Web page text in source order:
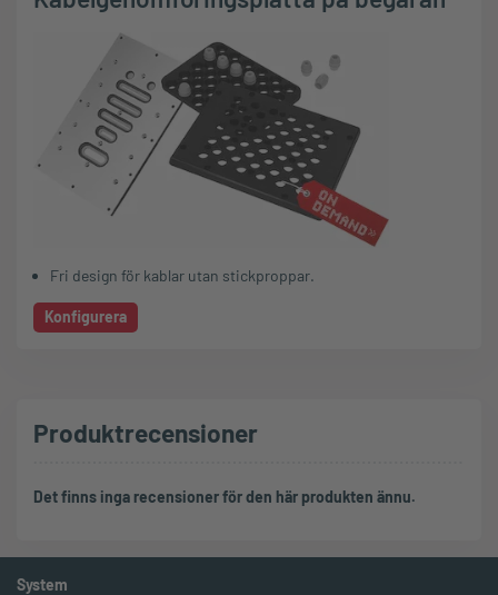
Fri design för kablar utan stickproppar.
Konfigurera
Produktrecensioner
Det finns inga recensioner för den här produkten ännu.
System